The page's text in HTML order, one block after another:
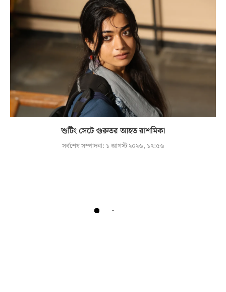
শুটিং সেটে গুরুতর আহত রাশমিকা
সর্বশেষ সম্পাদনা: ১ আগস্ট ২০২৬, ১৭:৫৬